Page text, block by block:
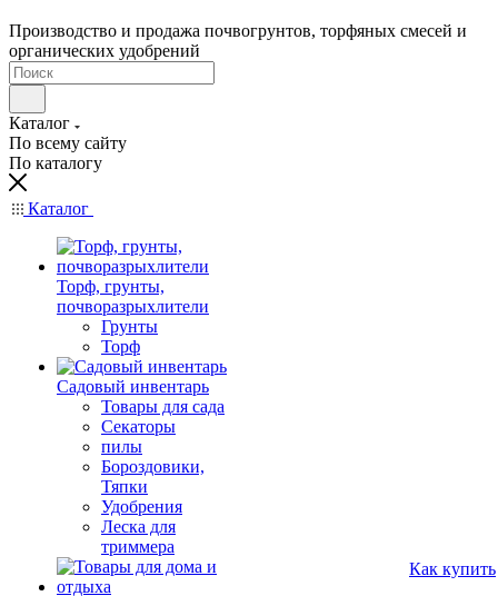
Производство и продажа почвогрунтов, торфяных смесей и
органических удобрений
Каталог
По всему сайту
По каталогу
Каталог
Торф, грунты,
почворазрыхлители
Грунты
Торф
Садовый инвентарь
Товары для сада
Секаторы
пилы
Бороздовики,
Тяпки
Удобрения
Леска для
триммера
Как купить